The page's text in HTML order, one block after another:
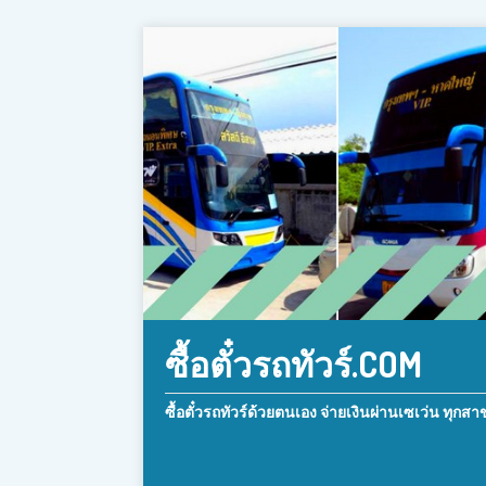
ซื้อตั๋วรถทัวร์.COM
ซื้อตั๋วรถทัวร์ด้วยตนเอง จ่ายเงินผ่านเซเว่น ทุกสา